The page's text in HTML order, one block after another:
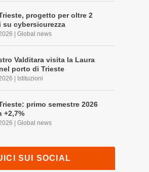
progetto per oltre 2
su cybersicurezza
|Global news
Valditara visita la Laura
porto di Trieste
Istituzioni
primo semestre 2026
+2,7%
|Global news
SUI SOCIAL